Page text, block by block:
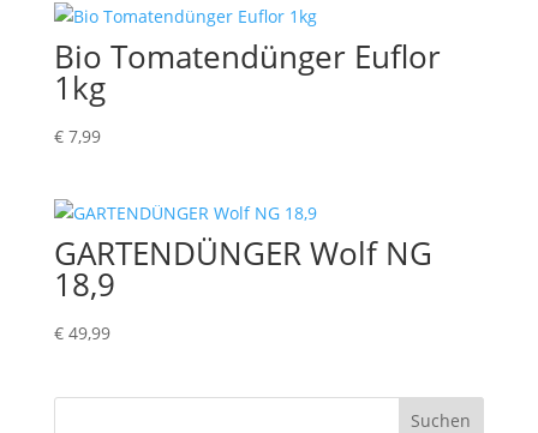
Bio Tomatendünger Euflor
1kg
€7,99
GARTENDÜNGER Wolf NG
18,9
€49,99
Suchen